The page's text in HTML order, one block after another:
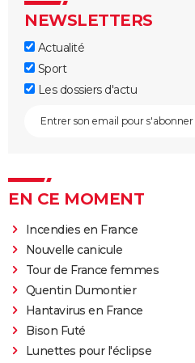
NEWSLETTERS
Actualité
Sport
Les dossiers d'actu
EN CE MOMENT
Incendies en France
Nouvelle canicule
Tour de France femmes
Quentin Dumontier
Hantavirus en France
Bison Futé
Lunettes pour l'éclipse